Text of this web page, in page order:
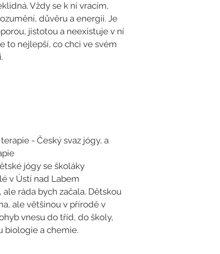
Vždy se k ní vracím,
důvěru a energii. Je
jistotou a neexistuje v ní
to nejlepší, co chci ve svém
- Český svaz jógy, a
jógy se školáky
v Ústí nad Labem
ráda bych začala. Dětskou
ale většinou v přírodě v
vnesu do tříd, do školy,
biologie a chemie.